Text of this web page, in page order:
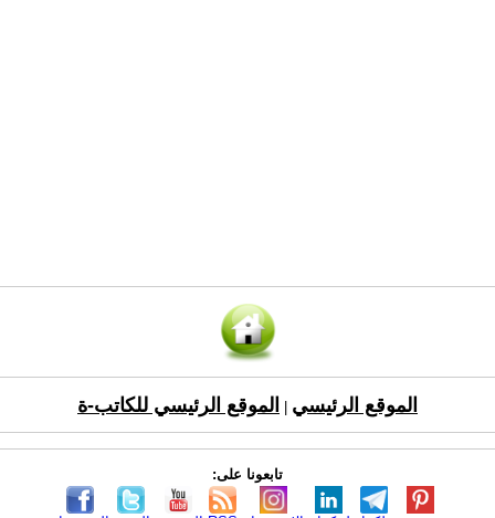
الموقع الرئيسي الموقع الرئيسي للكاتب-ة
تابعونا على: